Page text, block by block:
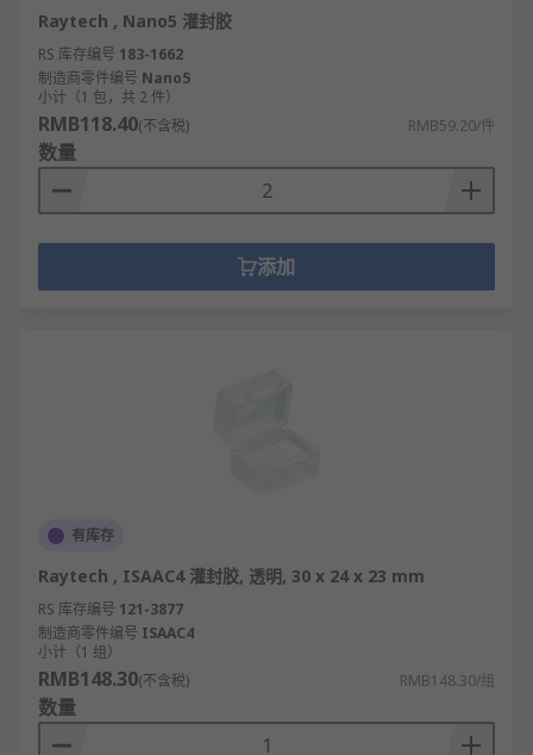
Raytech , Nano5 灌封胶
RS 库存编号 183-1662
制造商零件编号 Nano5
小计（1 包，共 2 件）
RMB118.40(不含税) RMB59.20/件
数量
添加
有库存
Raytech , ISAAC4 灌封胶, 透明, 30 x 24 x 23 mm
RS 库存编号 121-3877
制造商零件编号 ISAAC4
小计（1 组）
RMB148.30(不含税) RMB148.30/组
数量